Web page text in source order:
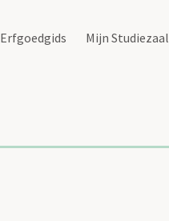
Erfgoedgids Mijn Studiezaal